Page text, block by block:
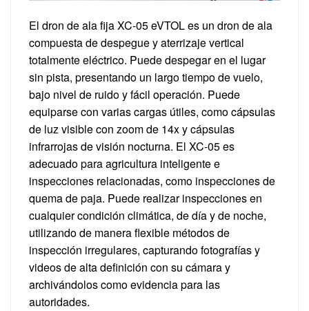
El dron de ala fija XC-05 eVTOL es un dron de ala
compuesta de despegue y aterrizaje vertical
totalmente eléctrico. Puede despegar en el lugar
sin pista, presentando un largo tiempo de vuelo,
bajo nivel de ruido y fácil operación. Puede
equiparse con varias cargas útiles, como cápsulas
de luz visible con zoom de 14x y cápsulas
infrarrojas de visión nocturna. El XC-05 es
adecuado para agricultura inteligente e
inspecciones relacionadas, como inspecciones de
quema de paja. Puede realizar inspecciones en
cualquier condición climática, de día y de noche,
utilizando de manera flexible métodos de
inspección irregulares, capturando fotografías y
videos de alta definición con su cámara y
archivándolos como evidencia para las
autoridades.